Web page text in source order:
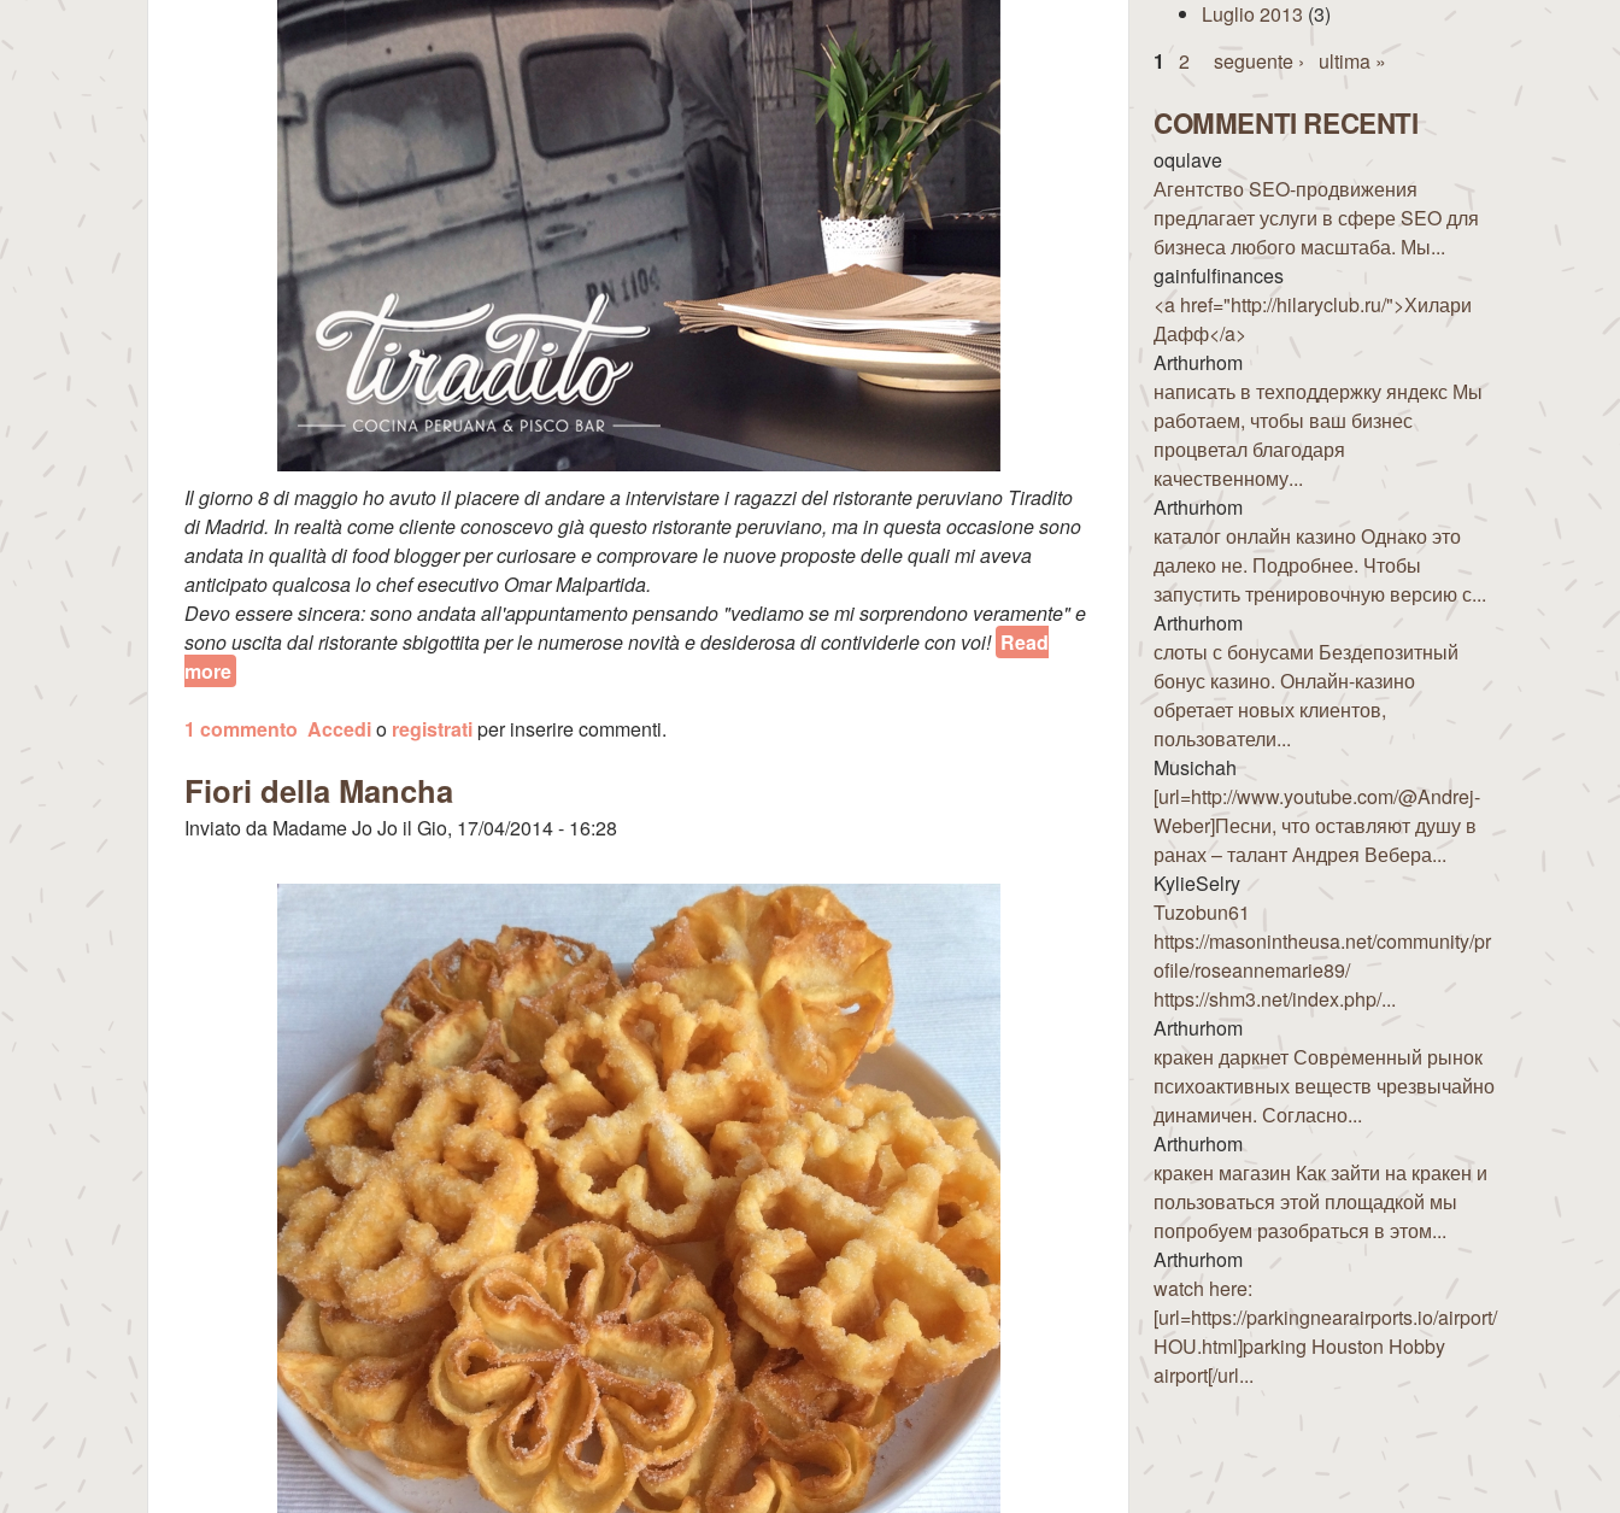
Il giorno 8 di maggio ho avuto il piacere di andare a intervistare i ragazzi del ristorante peruviano Tiradito
di Madrid. In realtà come cliente conoscevo già questo ristorante peruviano, ma in questa occasione sono
andata in qualità di food blogger per curiosare e comprovare le nuove proposte delle quali mi aveva
anticipato qualcosa lo chef esecutivo Omar Malpartida.
Devo essere sincera: sono andata all'appuntamento pensando "vediamo se mi sorprendono veramente" e
sono uscita dal ristorante sbigottita per le numerose novità e desiderosa di contividerle con voi! Read
more
1 commento Accedio registratiper inserire commenti.
Fiori della Mancha
Inviato da Madame Jo Jo il Gio, 17/04/2014 - 16:28
Luglio 2013 (3)
Pagine
1 2 seguente › ultima »
COMMENTI RECENTI
oqulave
Агентство SEO-продвижения
предлагает услуги в сфере SEO для
бизнеса любого масштаба. Мы...
gainfulfinances
<a href="http://hilaryclub.ru/">Хилари
Дафф</a>
Arthurhom
написать в техподдержку яндекс Мы
работаем, чтобы ваш бизнес
процветал благодаря
качественному...
Arthurhom
каталог онлайн казино Однако это
далеко не. Подробнее. Чтобы
запустить тренировочную версию с...
Arthurhom
слоты с бонусами Бездепозитный
бонус казино. Онлайн-казино
обретает новых клиентов,
пользователи...
Musichah
[url=http://www.youtube.com/@Andrej-
Weber]Песни, что оставляют душу в
ранах – талант Андрея Вебера...
KylieSelry
Tuzobun61
https://masonintheusa.net/community/pr
ofile/roseannemarie89/
https://shm3.net/index.php/...
Arthurhom
кракен даркнет Современный рынок
психоактивных веществ чрезвычайно
динамичен. Согласно...
Arthurhom
кракен магазин Как зайти на кракен и
пользоваться этой площадкой мы
попробуем разобраться в этом...
Arthurhom
watch here:
[url=https://parkingnearairports.io/airport/
HOU.html]parking Houston Hobby
airport[/url...